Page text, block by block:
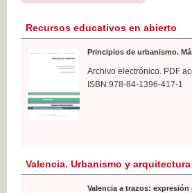
Recursos educativos en abierto
Principios de urbanismo.
Archivo electrónico. PDF
ISBN:978-84-1396-417-1
Valencia. Urbanismo y arquitectura
Valencia a trazos: